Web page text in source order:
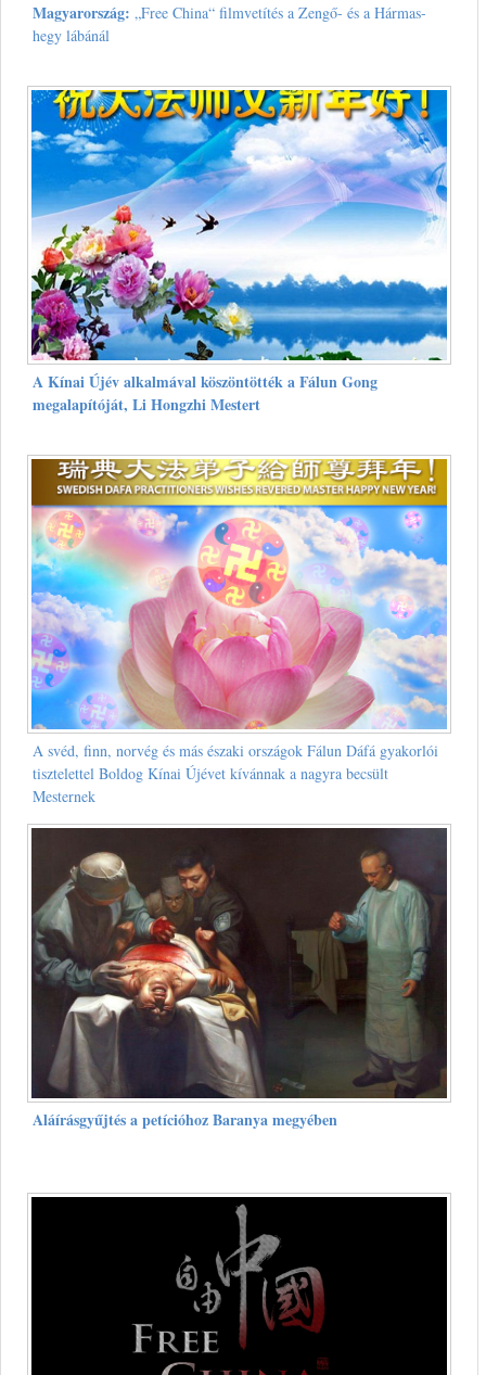
Magyarország: „Free China“ filmvetítés a Zengő- és a Hármas-
hegy lábánál
A Kínai Újév alkalmával köszöntötték a Fálun Gong
megalapítóját, Li Hongzhi Mestert
A svéd, finn, norvég és más északi országok Fálun Dáfá gyakorlói
tisztelettel Boldog Kínai Újévet kívánnak a nagyra becsült
Mesternek
Aláírásgyűjtés a petícióhoz Baranya megyében